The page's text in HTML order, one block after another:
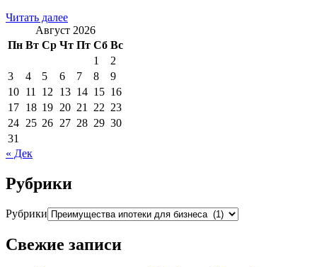
Читать далее
Август 2026
Пн Вт Ср Чт Пт Сб Вс
1
2
3
4 5 6 7 8
9
10 11 12 13 14 15 16
17 18 19 20 21 22 23
24 25 26 27 28 29 30
31
« Дек
Рубрики
Рубрики
Свежие записи